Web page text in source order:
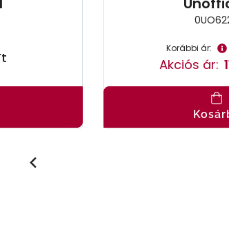
Korábbi ár:
Akciós ár: